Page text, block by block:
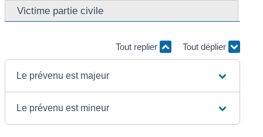
Victime partie civile
Tout replier Tout déplier
Le prévenu est majeur
Le prévenu est mineur